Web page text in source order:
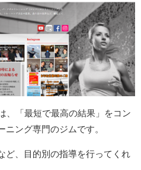
、「最短で最高の結果」をコン
ニング専門のジムです。
ど、目的別の指導を行ってくれ